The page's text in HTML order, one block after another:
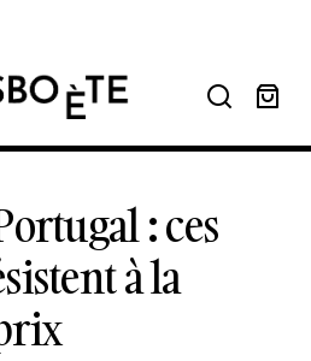
zones qui résistent à la hausse des
: ces
à la